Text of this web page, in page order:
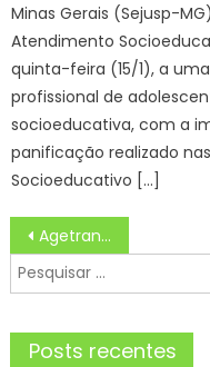
Minas Gerais (Sejusp-
Atendimento
quinta-feira (15/1), a
profissional de
socioeducativa, com a
panificação realizado
Socioeducativo […]
Navegação
de
Post
Agetran informa plano de operação especial do transporte coletivo para o feriado nesta quarta-feira – CGNotícias
Pesquisar
por:
Posts recentes